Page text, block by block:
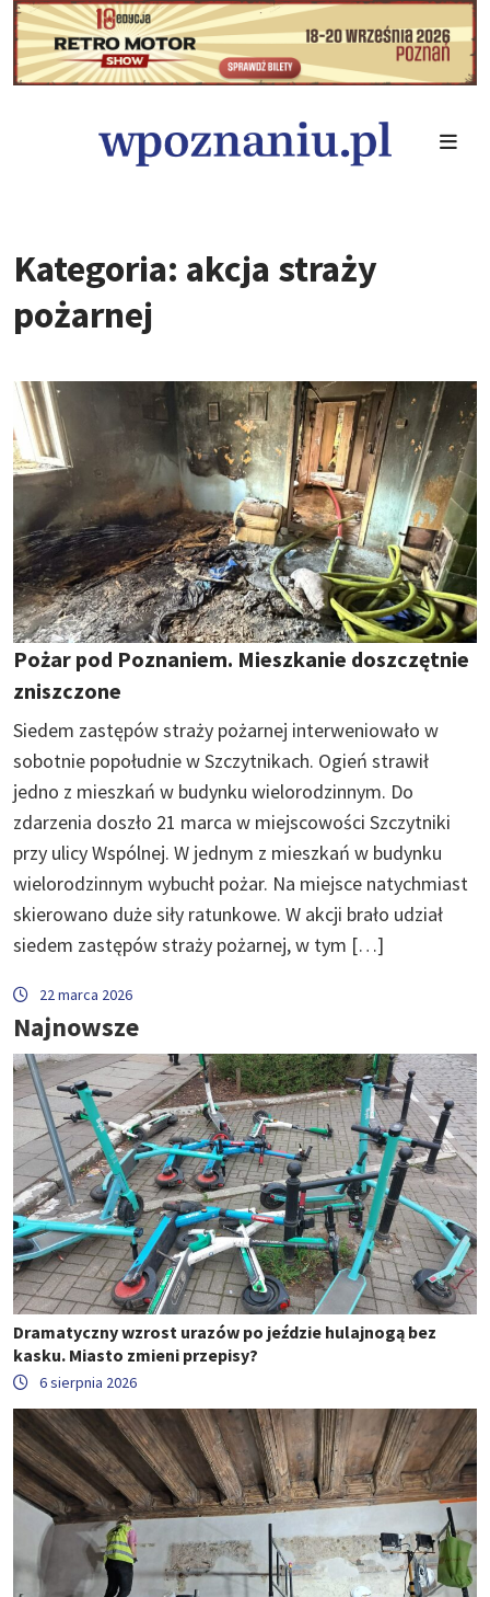
Kategoria: akcja straży
pożarnej
Pożar pod Poznaniem. Mieszkanie doszczętnie
zniszczone
Siedem zastępów straży pożarnej interweniowało w
sobotnie popołudnie w Szczytnikach. Ogień strawił
jedno z mieszkań w budynku wielorodzinnym. Do
zdarzenia doszło 21 marca w miejscowości Szczytniki
przy ulicy Wspólnej. W jednym z mieszkań w budynku
wielorodzinnym wybuchł pożar. Na miejsce natychmiast
skierowano duże siły ratunkowe. W akcji brało udział
siedem zastępów straży pożarnej, w tym […]
22 marca 2026
Najnowsze
Dramatyczny wzrost urazów po jeździe hulajnogą bez
kasku. Miasto zmieni przepisy?
6 sierpnia 2026